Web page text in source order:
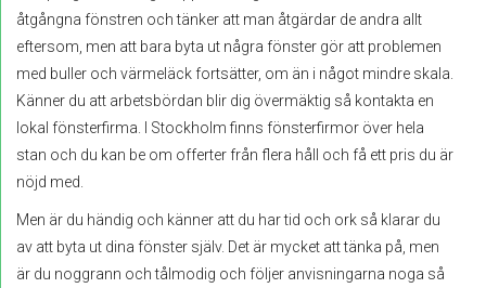
åtgångna fönstren och tänker att man åtgärdar de andra allt
eftersom, men att bara byta ut några fönster gör att problemen
med buller och värmeläck fortsätter, om än i något mindre skala.
Känner du att arbetsbördan blir dig övermäktig så kontakta en
lokal fönsterfirma. I Stockholm finns fönsterfirmor över hela
stan och du kan be om offerter från flera håll och få ett pris du är
nöjd med.
Men är du händig och känner att du har tid och ork så klarar du
av att byta ut dina fönster själv. Det är mycket att tänka på, men
är du noggrann och tålmodig och följer anvisningarna noga så